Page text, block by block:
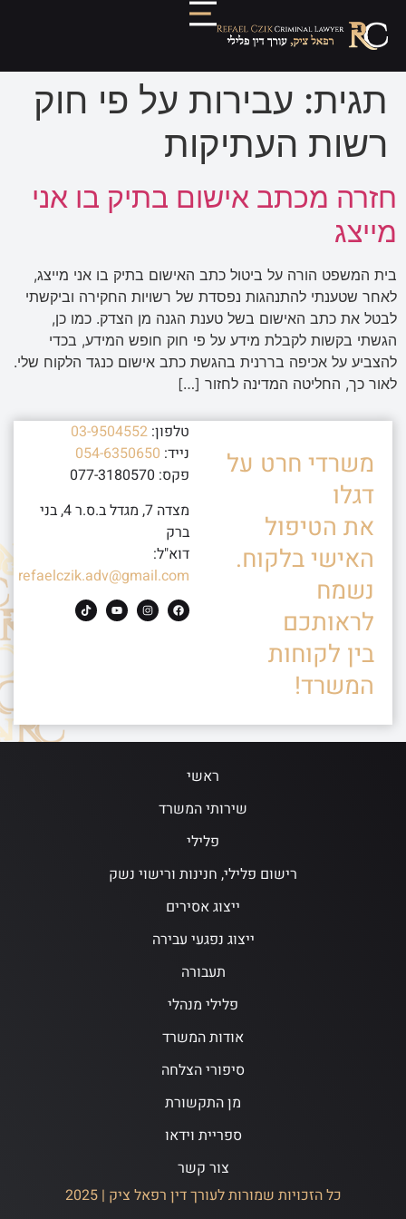
תגית: עבירות על פי חוק
רשות העתיקות
חזרה מכתב אישום בתיק בו אני
מייצג
בית המשפט הורה על ביטול כתב האישום בתיק בו אני מייצג,
לאחר שטענתי להתנהגות נפסדת של רשויות החקירה וביקשתי
לבטל את כתב האישום בשל טענת הגנה מן הצדק. כמו כן,
הגשתי בקשות לקבלת מידע על פי חוק חופש המידע, בכדי
להצביע על אכיפה בררנית בהגשת כתב אישום כנגד הלקוח שלי.
לאור כך, החליטה המדינה לחזור […]
משרדי חרט על
דגלו
את הטיפול
האישי בלקוח.
נשמח
לראותכם
בין לקוחות
המשרד!
טלפון: 03-9504552
נייד: 054-6350650
פקס: 077-3180570
מצדה 7, מגדל ב.ס.ר 4, בני
ברק
דוא"ל:
refaelczik.adv@gmail.com
ראשי
שירותי המשרד
פלילי
רישום פלילי, חנינות ורישוי נשק
ייצוג אסירים
ייצוג נפגעי עבירה
תעבורה
פלילי מנהלי
אודות המשרד
סיפורי הצלחה
מן התקשורת
ספריית וידאו
צור קשר
כל הזכויות שמורות לעורך דין רפאל ציק | 2025